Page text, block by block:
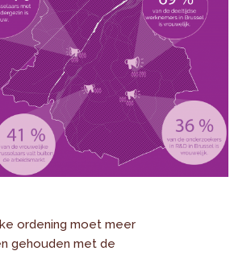
ordening moet meer
gehouden met de